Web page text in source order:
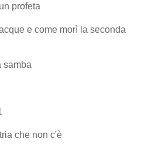
profeta
e come morì la seconda
samba
che non c'è